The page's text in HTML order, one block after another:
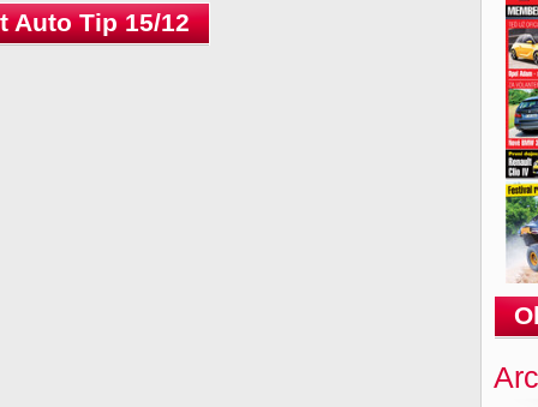
Auto Tip 15/12